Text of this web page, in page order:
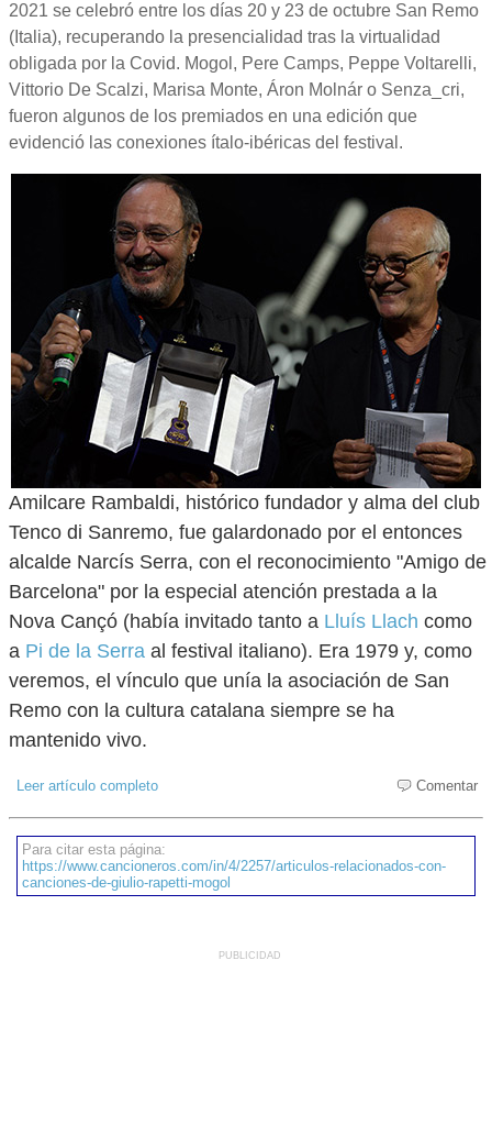
2021 se celebró entre los días 20 y 23 de octubre San Remo
(Italia), recuperando la presencialidad tras la virtualidad
obligada por la Covid. Mogol, Pere Camps, Peppe Voltarelli,
Vittorio De Scalzi, Marisa Monte, Áron Molnár o Senza_cri,
fueron algunos de los premiados en una edición que
evidenció las conexiones ítalo-ibéricas del festival.
Amilcare Rambaldi, histórico fundador y alma del club
Tenco di Sanremo, fue galardonado por el entonces
alcalde Narcís Serra, con el reconocimiento "Amigo de
Barcelona" por la especial atención prestada a la
Nova Cançó (había invitado tanto a Lluís Llach como
a Pi de la Serra al festival italiano). Era 1979 y, como
veremos, el vínculo que unía la asociación de San
Remo con la cultura catalana siempre se ha
mantenido vivo.
Leer artículo completo Comentar
Para citar esta página:
https://www.cancioneros.com/in/4/2257/articulos-relacionados-con-
canciones-de-giulio-rapetti-mogol
PUBLICIDAD